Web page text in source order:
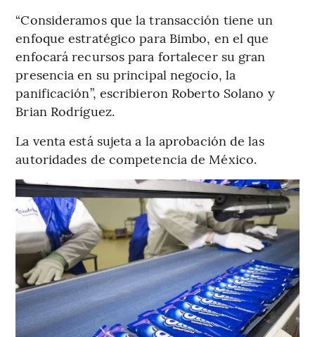
“Consideramos que la transacción tiene un
enfoque estratégico para Bimbo, en el que
enfocará recursos para fortalecer su gran
presencia en su principal negocio, la
panificación”, escribieron Roberto Solano y
Brian Rodríguez.
La venta está sujeta a la aprobación de las
autoridades de competencia de México.